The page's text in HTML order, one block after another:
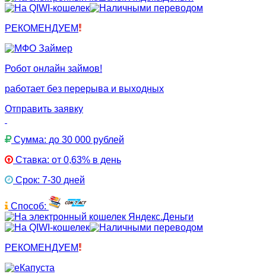
РЕКОМЕНДУЕМ
Робот онлайн займов!
работает без перерыва и выходных
Отправить заявку
Сумма: до 30 000 рублей
Ставка: от 0,63% в день
Срок: 7-30 дней
Способ:
РЕКОМЕНДУЕМ